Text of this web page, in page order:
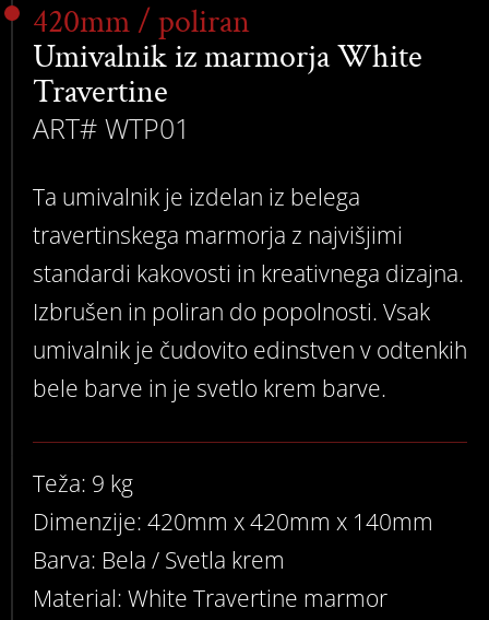
420mm / poliran
Umivalnik iz marmorja White
Travertine
ART# WTP01
Ta umivalnik je izdelan iz belega
travertinskega marmorja z najvišjimi
standardi kakovosti in kreativnega dizajna.
Izbrušen in poliran do popolnosti. Vsak
umivalnik je čudovito edinstven v odtenkih
bele barve in je svetlo krem barve.
Teža: 9 kg
Dimenzije: 420mm x 420mm x 140mm
Barva: Bela / Svetla krem
Material: White Travertine marmor